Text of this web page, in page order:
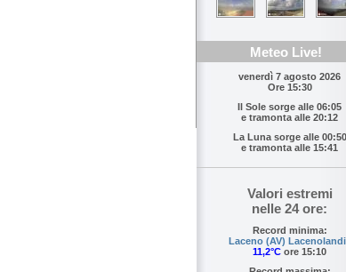
Meteo Live!
venerdì 7 agosto 2026
Ore 15:30
Il Sole sorge alle 06:05
e tramonta alle 20:12
La Luna sorge alle 00:50
e tramonta alle 15:41
Valori estremi
nelle 24 ore:
Record minima:
Laceno (AV)
11,2°C ore 15:10